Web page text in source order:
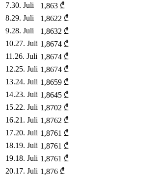
7.30. Juli 1,863 ₾
8.29. Juli 1,8622 ₾
9.28. Juli 1,8632 ₾
10.27. Juli 1,8674 ₾
11 .26. Juli 1,8674 ₾
12.25. Juli 1,8674 ₾
13.24. Juli 1,8659 ₾
14.23. Juli 1,8645 ₾
15.22. Juli 1,8702 ₾
16.21. Juli 1,8762 ₾
17.20. Juli 1,8761 ₾
18.19. Juli 1,8761 ₾
19.18. Juli 1,8761 ₾
20.17. Juli 1,876 ₾